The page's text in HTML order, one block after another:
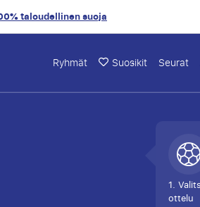
taloudellinen suoja
Ryhmät Suosikit Seurat
1.
ottelu